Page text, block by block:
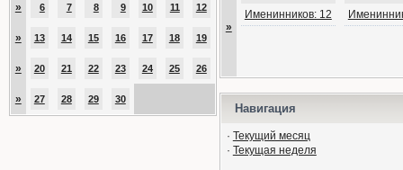
» 6 7 8 9 10 11 12
» 13 14 15 16 17 18 19
» 20 21 22 23 24 25 26
» 27 28 29 30
»
Именинников: 12
Навигация
· Текущий месяц
· Текущая неделя